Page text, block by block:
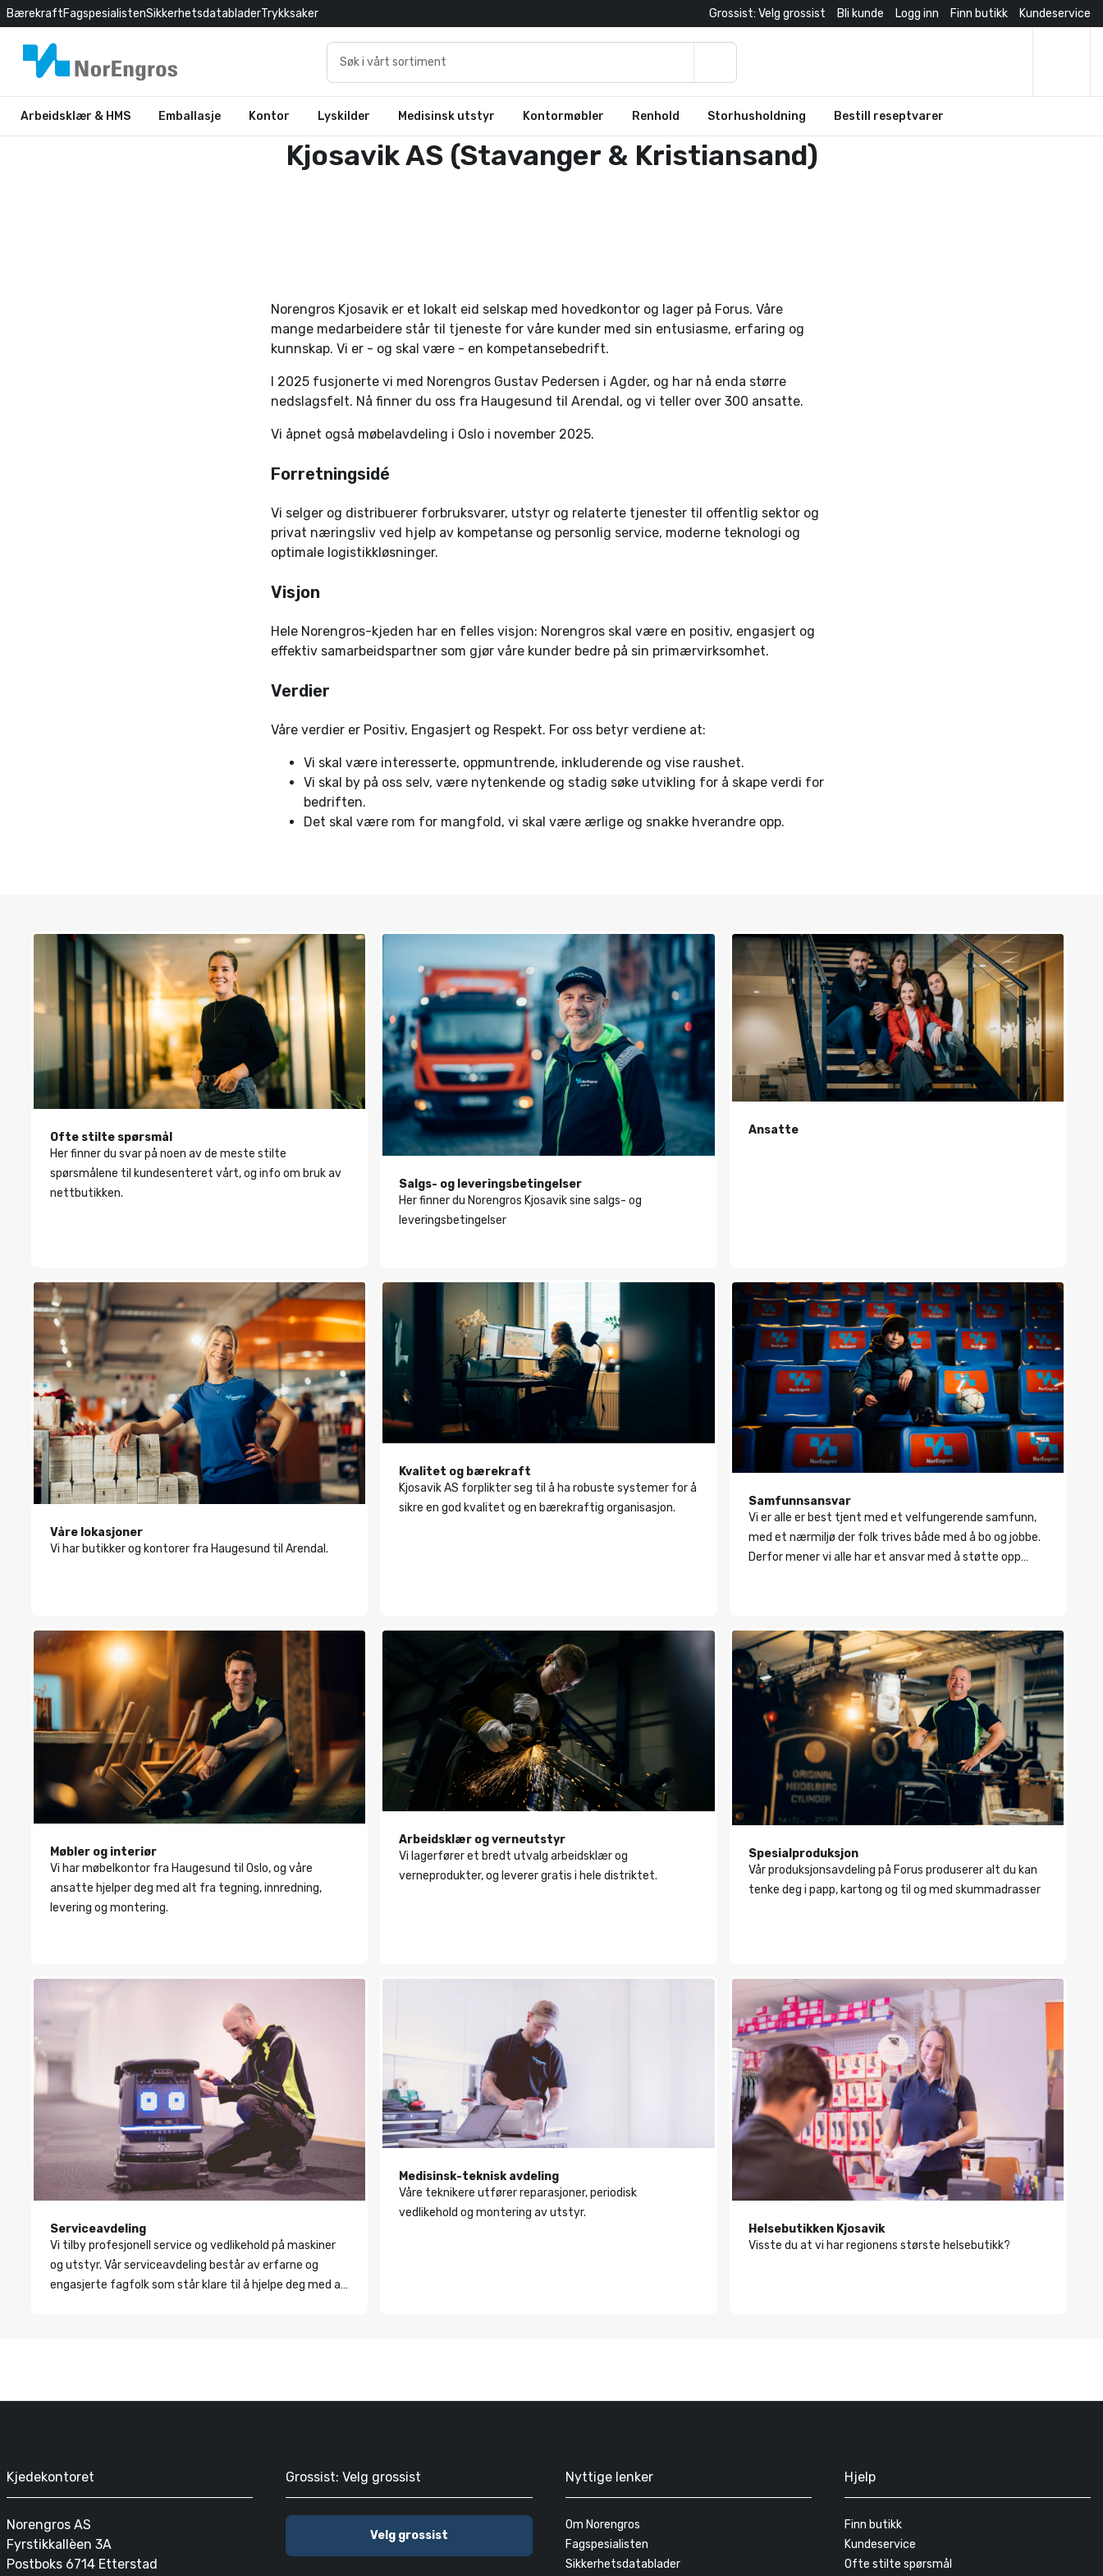
BærekraftFagspesialistenSikkerhetsdatabladerTrykksaker Grossist: Velg grossist Bli kunde Logg inn Finn butikk Kundeservice
Arbeidsklær & HMS Emballasje Kontor Lyskilder Medisinsk utstyr Kontormøbler Renhold Storhusholdning Bestill reseptvarer
Kjosavik AS (Stavanger & Kristiansand)
Norengros Kjosavik er et lokalt eid selskap med hovedkontor og lager på Forus. Våre
mange medarbeidere står til tjeneste for våre kunder med sin entusiasme, erfaring og
kunnskap. Vi er - og skal være - en kompetansebedrift.
I 2025 fusjonerte vi med Norengros Gustav Pedersen i Agder, og har nå enda større
nedslagsfelt. Nå finner du oss fra Haugesund til Arendal, og vi teller over 300 ansatte.
Vi åpnet også møbelavdeling i Oslo i november 2025.
Forretningsidé
Vi selger og distribuerer forbruksvarer, utstyr og relaterte tjenester til offentlig sektor og
privat næringsliv ved hjelp av kompetanse og personlig service, moderne teknologi og
optimale logistikkløsninger.
Visjon
Hele Norengros-kjeden har en felles visjon: Norengros skal være en positiv, engasjert og
effektiv samarbeidspartner som gjør våre kunder bedre på sin primærvirksomhet.
Verdier
Våre verdier er Positiv, Engasjert og Respekt. For oss betyr verdiene at:
Vi skal være interesserte, oppmuntrende, inkluderende og vise raushet.
Vi skal by på oss selv, være nytenkende og stadig søke utvikling for å skape verdi for
bedriften.
Det skal være rom for mangfold, vi skal være ærlige og snakke hverandre opp.
Ofte stilte spørsmål
Her finner du svar på noen av de meste stilte
spørsmålene til kundesenteret vårt, og info om bruk av
nettbutikken.
Salgs- og leveringsbetingelser
Her finner du Norengros Kjosavik sine salgs- og
leveringsbetingelser
Ansatte
Våre lokasjoner
Vi har butikker og kontorer fra Haugesund til Arendal.
Kvalitet og bærekraft
Kjosavik AS forplikter seg til å ha robuste systemer for å
sikre en god kvalitet og en bærekraftig organisasjon.
Samfunnsansvar
Vi er alle er best tjent med et velfungerende samfunn,
med et nærmiljø der folk trives både med å bo og jobbe.
Derfor mener vi alle har et ansvar med å støtte opp
Møbler og interiør
Vi har møbelkontor fra Haugesund til Oslo, og våre
ansatte hjelper deg med alt fra tegning, innredning,
levering og montering.
Arbeidsklær og verneutstyr
Vi lagerfører et bredt utvalg arbeidsklær og
verneprodukter, og leverer gratis i hele distriktet.
Spesialproduksjon
Vår produksjonsavdeling på Forus produserer alt du kan
tenke deg i papp, kartong og til og med skummadrasser
Serviceavdeling
Vi tilby profesjonell service og vedlikehold på maskiner
og utstyr. Vår serviceavdeling består av erfarne og
engasjerte fagfolk som står klare til å hjelpe deg med alt
Medisinsk-teknisk avdeling
Våre teknikere utfører reparasjoner, periodisk
vedlikehold og montering av utstyr.
Helsebutikken Kjosavik
Visste du at vi har regionens største helsebutikk?
Kjedekontoret
Norengros AS
Fyrstikkallèen 3A
Postboks 6714 Etterstad
Grossist: Velg grossist
Velg grossist
Nyttige lenker
Om Norengros
Fagspesialisten
Sikkerhetsdatablader
Hjelp
Finn butikk
Kundeservice
Ofte stilte spørsmål